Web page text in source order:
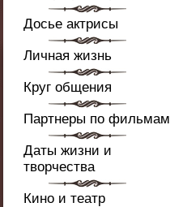
Досье актрисы
Личная жизнь
Круг общения
Партнеры по фильмам
Даты жизни и
творчества
Кино и театр